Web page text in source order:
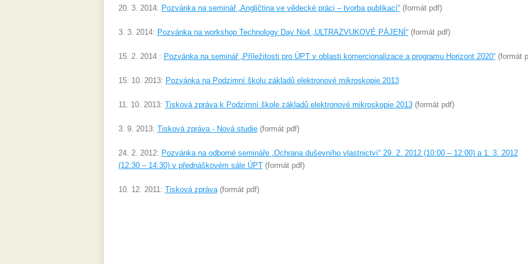
20. 3. 2014: Pozvánka na seminář „Angličtina ve vědecké práci – tvorba publikací“(formát pdf)
3. 3. 2014: Pozvánka na workshop Technology Day No4 „ULTRAZVUKOVÉ PÁJENÍ“(formát pdf)
15. 2. 2014 : Pozvánka na seminář „Příležitosti pro ÚPT v oblasti komercionalizace a programu Horizont 2020“(formát
15. 10. 2013: Pozvánka na Podzimní školu základů elektronové mikroskopie 2013
11. 10. 2013: Tisková zpráva k Podzimní škole základů elektronové mikroskopie 2013(formát pdf)
3. 9. 2013: Tisková zpráva - Nová studie(formát pdf)
24. 2. 2012: Pozvánka na odborné semináře „Ochrana duševního vlastnictví“ 29. 2. 2012 (10:00 – 12:00) a 1. 3. 2012
(12:30 – 14:30) v přednáškovém sále ÚPT(formát pdf)
10. 12. 2011: Tisková zpráva(formát pdf)